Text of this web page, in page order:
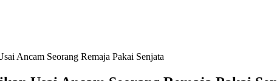
Ancam Seorang Remaja Pakai Senjata